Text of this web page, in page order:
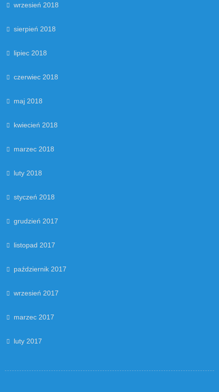
wrzesień 2018
sierpień 2018
lipiec 2018
czerwiec 2018
maj 2018
kwiecień 2018
marzec 2018
luty 2018
styczeń 2018
grudzień 2017
listopad 2017
październik 2017
wrzesień 2017
marzec 2017
luty 2017